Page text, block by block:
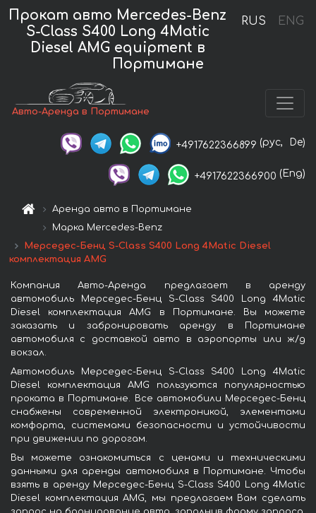
RUS ENG
Прокат авто Mercedes-Benz
S-Class S400 Long 4Matic
Diesel AMG equipment в
Портимане
Авто-Аренда в Портимане
+4917622366899 (рус, De)
+4917622366900 (Eng)
Аренда авто в Портимане
Марка Mercedes-Benz
Мерседес-Бенц S-Class S400 Long 4Matic Diesel
комплектация AMG
Компания Авто-Аренда предлагает в аренду
автомобиль Мерседес-Бенц S-Class S400 Long 4Matic
Diesel комплектация AMG в Портимане. Вы можете
заказать и забронировать аренду в Портимане
автомобиля с доставкой авто в аэропорты или ж/д
вокзал.
Автомобиль Мерседес-Бенц S-Class S400 Long 4Matic
Diesel комплектация AMG пользуются популярностью
проката в Портимане. Все автомобили Мерседес-Бенц
снабжены современной электроникой, элементами
комфорта, системами безопасности и устойчивости
при движении по дорогам.
Вы можете ознакомиться с ценами и техническими
данными для аренды автомобиля в Портимане. Чтобы
взять в аренду Мерседес-Бенц S-Class S400 Long 4Matic
Diesel комплектация AMG, мы предлагаем Вам сделать